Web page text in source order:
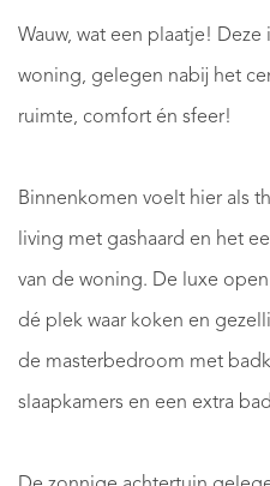
Wauw, wat een plaatje! Deze
woning, gelegen nabij het
ruimte, comfort én sfeer!
Binnenkomen voelt hier als
living met gashaard en het
van de woning. De luxe
dé plek waar koken en
de masterbedroom met
slaapkamers en een extra